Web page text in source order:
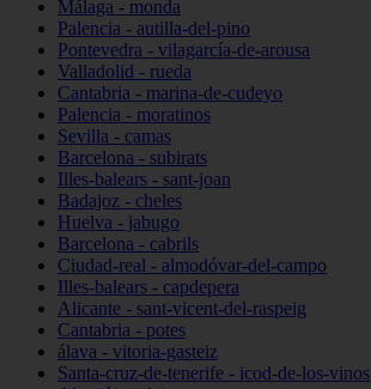
Málaga - monda
Palencia - autilla-del-pino
Pontevedra - vilagarcía-de-arousa
Valladolid - rueda
Cantabria - marina-de-cudeyo
Palencia - moratinos
Sevilla - camas
Barcelona - subirats
Illes-balears - sant-joan
Badajoz - cheles
Huelva - jabugo
Barcelona - cabrils
Ciudad-real - almodóvar-del-campo
Illes-balears - capdepera
Alicante - sant-vicent-del-raspeig
Cantabria - potes
álava - vitoria-gasteiz
Santa-cruz-de-tenerife - icod-de-los-vinos